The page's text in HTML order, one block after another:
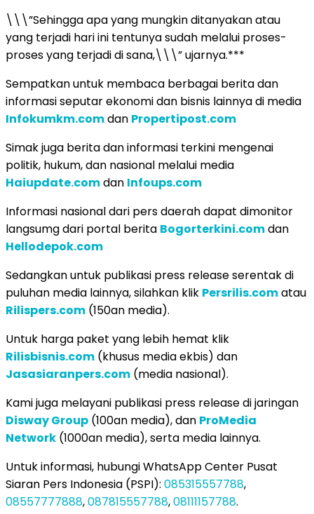
\\\”Sehingga apa yang mungkin ditanyakan atau
yang terjadi hari ini tentunya sudah melalui proses-
proses yang terjadi di sana,\\\” ujarnya.***
Sempatkan untuk membaca berbagai berita dan
informasi seputar ekonomi dan bisnis lainnya di media
Infokumkm.comdan Propertipost.com
Simak juga berita dan informasi terkini mengenai
politik, hukum, dan nasional melalui media
Haiupdate.comdan Infoups.com
Informasi nasional dari pers daerah dapat dimonitor
langsumg dari portal berita Bogorterkini.comdan
Hellodepok.com
Sedangkan untuk publikasi press release serentak di
puluhan media lainnya, silahkan klik Persrilis.comatau
Rilispers.com (150an media).
Untuk harga paket yang lebih hemat klik
Rilisbisnis.com (khusus media ekbis) dan
Jasasiaranpers.com (media nasional).
Kami juga melayani publikasi press release di jaringan
Disway Group (100an media), dan ProMedia
Network (1000an media), serta media lainnya.
Untuk informasi, hubungi WhatsApp Center Pusat
Siaran Pers Indonesia (PSPI): 085315557788,
08557777888,087815557788,08111157788.